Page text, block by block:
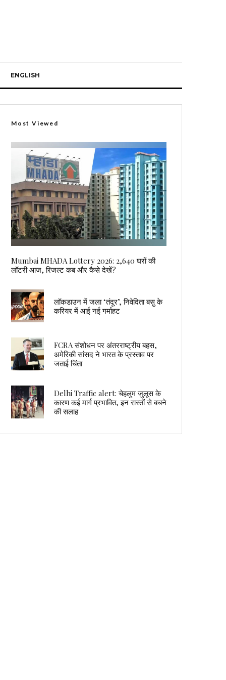
ENGLISH
Most Viewed
Mumbai MHADA Lottery 2026: 2,640 घरों की
लॉटरी आज, रिजल्ट कब और कैसे देखें?
लॉकडाउन में जला ‘तंदूर’, निवेदिता बसु के
करियर में आई नई गर्माहट
FCRA संशोधन पर अंतरराष्ट्रीय बहस,
अमेरिकी सांसद ने भारत के प्रस्ताव पर
जताई चिंता
Delhi Traffic alert: चेहलुम जुलूस के
कारण कई मार्ग प्रभावित, इन रास्तों से बचने
की सलाह